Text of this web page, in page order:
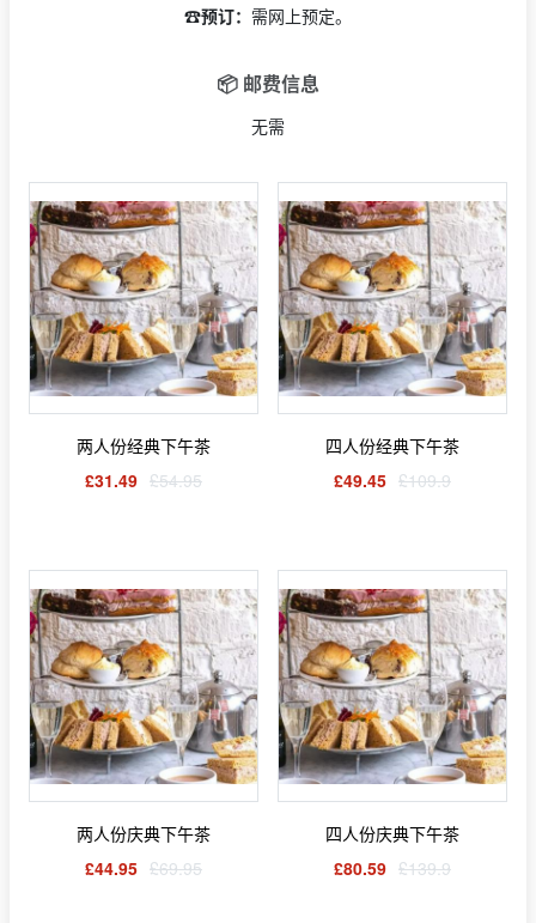
☎️预订： 需网上预定。
📦 邮费信息
无需
两人份经典下午茶
£31.49 £54.95
四人份经典下午茶
£49.45 £109.9
两人份庆典下午茶
£44.95 £69.95
四人份庆典下午茶
£80.59 £139.9